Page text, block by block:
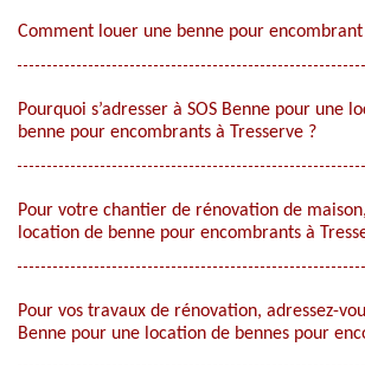
Comment louer une benne pour encombrant
Pourquoi s’adresser à SOS Benne pour une
benne pour encombrants à Tresserve ?
Pour votre chantier de rénovation de
location de benne pour encombrants à
Pour vos travaux de rénovation, adressez-
Benne pour une location de bennes pour